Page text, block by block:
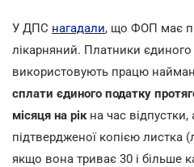
У ДПС нагадали, що ФОП має
лікарняний. Платники єдиного
використовують працю
сплати єдиного податку
місяця на рікна час відпустки,
підтвердженої копією листка
якщо вона триває 30 і більше